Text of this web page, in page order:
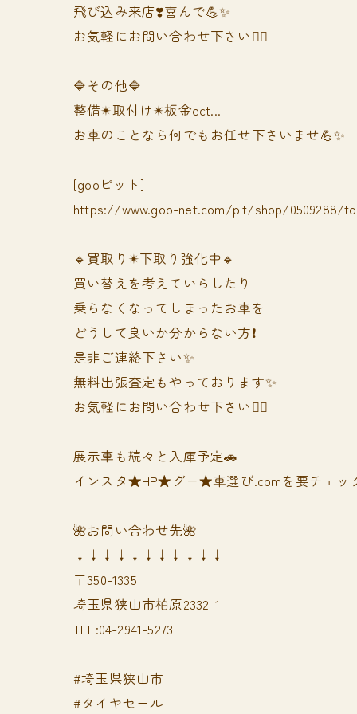
飛び込み来店❣️喜んで💪✨
お気軽にお問い合わせ下さい🙆‍♀️
🔷その他🔷
整備✴︎取付け✴︎板金ect...
お車のことなら何でもお任せ下さいませ💪✨
[gooピット]
https://www.goo-net.com/pit/shop/0509288/
🔹買取り✴︎下取り強化中🔹
買い替えを考えていらしたり
乗らなくなってしまったお車を
どうして良いか分からない方❗️
是非ご連絡下さい✨
無料出張査定もやっております✨
お気軽にお問い合わせ下さい🙆‍♀️
展示車も続々と入庫予定🚗
インスタ★HP★グー★車選び.comを要チェッ
🌺お問い合わせ先🌺
↓↓↓↓↓↓↓↓↓↓↓
〒350-1335
埼玉県狭山市柏原2332-1
TEL:04-2941-5273
#埼玉県狭山市
#タイヤセール